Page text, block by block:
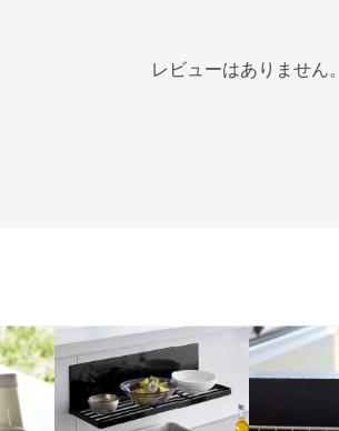
レビューはありません。